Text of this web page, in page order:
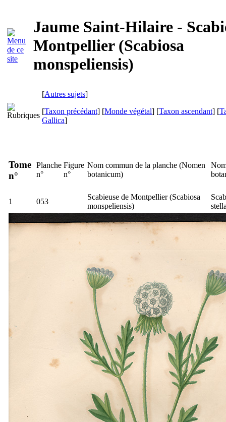
Jaume Saint-Hilaire -
Montpellier (Scabiosa
monspeliensis)
[Autres sujets]
[Taxon précédant] [Monde végétal] [Taxon ascendant] [
Gallica]
Tome
n°
Planche
n°
Figure
n°
Nom commun de la planche (Nomen
botanicum)
1 053
Scabieuse de Montpellier (Scabiosa
monspeliensis)